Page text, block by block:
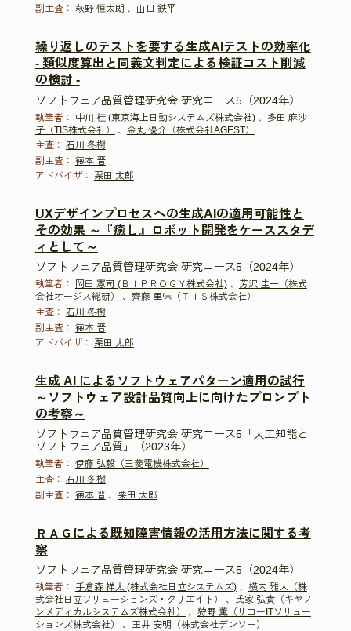
副主査： 萩野 恒太朗 、 山口 鉄平
繰り返しのテストを要する生成AIテストの効率化
- 類似度算出と同義文判定による検証コスト削減
の検討 -
ソフトウェア品質管理研究会 研究コース5（2024年）
執筆者： 中川 桂 (東京海上日動システムズ株式会社)、 多田 麻沙
子（TIS株式会社）
、 金丸 優介（株式会社AGEST）
主査： 石川 冬樹
副主査： 徳本 晋
アドバイザ：
栗田 太郎
UXデザインプロセスへの生成AIの適用可能性と
その効果 ～『癒し』ロボット開発をケーススタデ
ィとして～
ソフトウェア品質管理研究会 研究コース5（2024年）
執筆者： 岡田 憲司 (ＢＩＰＲＯＧＹ株式会社)、 芳沢 圭一（株式
会社オージス総研）
、 齊藤 里味（ＴＩＳ株式会社）
主査： 石川 冬樹
副主査： 徳本 晋
アドバイザ：
栗田 太郎
生成 AI によるソフトウェアパターン適用の試行
～ソフトウェア設計品質向上に向けたプロンプト
の考察～
ソフトウェア品質管理研究会 研究コース5「人工知能と
ソフトウェア品質」（2023年）
執筆者： 伊藤 弘毅（三菱電機株式会社）
主査： 石川 冬樹
副主査： 徳本 晋、 栗田 太郎
ＲＡＧによる既知障害情報の活用方法に関する考
察
ソフトウェア品質管理研究会 研究コース5（2024年）
執筆者： 手倉森 祥太 (株式会社日立システムズ)、 横内 雅人（株
式会社日立ソリューションズ・クリエイト）
、 氏家 弘貴（キヤノ
ンメディカルシステムズ株式会社）
、 狩野 薫（リコーITソリュー
ションズ株式会社）
、 玉井 安明（株式会社デンソー）